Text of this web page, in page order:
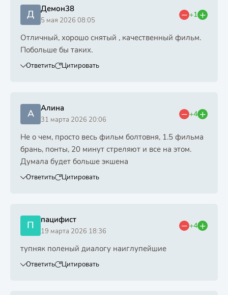
Д Демон38
5 мая 2026 08:05
+1
Отличный, хорошо снятый , качественный фильм.
Побольше бы таких.
Ответить Цитировать
А Алина
31 марта 2026 20:06
+4
Не о чем, просто весь фильм болтовня, 1.5 фильма
брань, понты, 20 минут стреляют и все на этом.
Думала будет больше экшена
Ответить Цитировать
П пацифист
19 марта 2026 18:36
+4
тупняк поленый диалогу наиглупейшие
Ответить Цитировать